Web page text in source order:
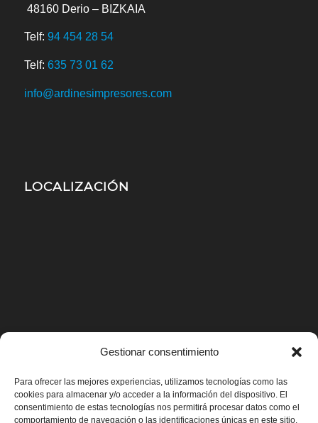
Gestionar consentimiento
Para ofrecer las mejores experiencias, utilizamos tecnologías como las
cookies para almacenar y/o acceder a la información del dispositivo. El
consentimiento de estas tecnologías nos permitirá procesar datos como el
comportamiento de navegación o las identificaciones únicas en este sitio.
48160 Derio – BIZKAIA
Telf: 94 454 28 54
Telf: 635 73 01 62
info@ardinesimpresores.com
LOCALIZACIÓN